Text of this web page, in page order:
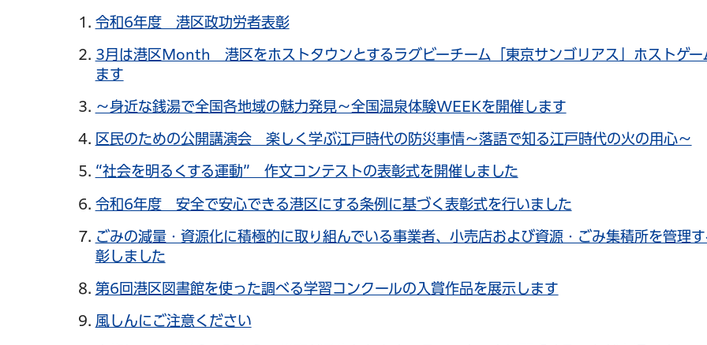
令和6年度 港区政功労者表彰
3月は港区Month 港区をホストタウンとするラグビーチーム「東京サンゴリアス」ホストゲー
ます
～身近な銭湯で全国各地域の魅力発見～全国温泉体験WEEKを開催します
区民のための公開講演会 楽しく学ぶ江戸時代の防災事情～落語で知る江戸時代の火の用心～
“社会を明るくする運動” 作文コンテストの表彰式を開催しました
令和6年度 安全で安心できる港区にする条例に基づく表彰式を行いました
ごみの減量・資源化に積極的に取り組んでいる事業者、小売店および資源・ごみ集積所を管理
彰しました
第6回港区図書館を使った調べる学習コンクールの入賞作品を展示します
風しんにご注意ください